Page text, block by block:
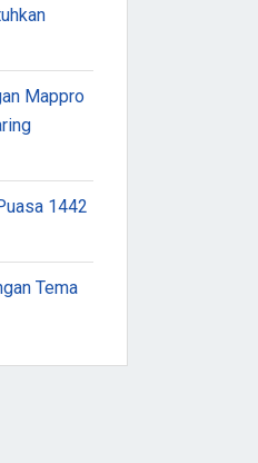
Mappro
1442
Tema